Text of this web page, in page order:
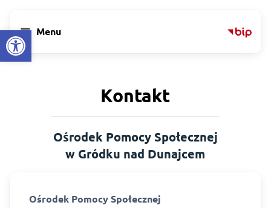
Open toolbar
menu Menu
Kontakt
Ośrodek Pomocy Społecznej
w Gródku nad Dunajcem
Ośrodek Pomocy Społecznej